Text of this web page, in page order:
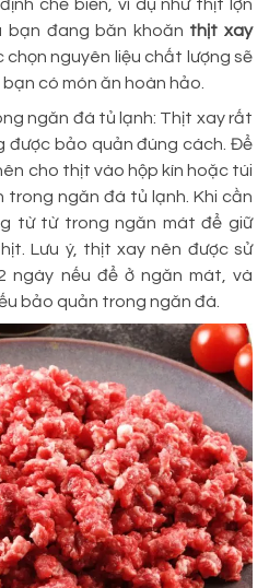
chế biến, ví dụ như thịt lợn
bạn đang băn khoăn thịt xay
chọn nguyên liệu chất lượng sẽ
có món ăn hoàn hảo.
ngăn đá tủ lạnh: Thịt xay rất
được bảo quản đúng cách. Để
cho thịt vào hộp kín hoặc túi
trong ngăn đá tủ lạnh. Khi cần
từ từ trong ngăn mát để giữ
Lưu ý, thịt xay nên được sử
ngày nếu để ở ngăn mát, và
bảo quản trong ngăn đá.